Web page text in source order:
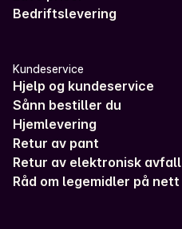
Bedriftslevering
Kundeservice
Hjelp og kundeservice
Sånn bestiller du
Hjemlevering
Retur av pant
Retur av elektronisk avfall
Råd om legemidler på nett